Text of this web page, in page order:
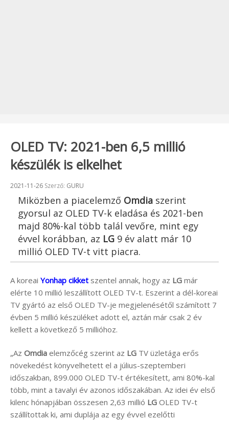
OLED TV: 2021-ben 6,5 millió
készülék is elkelhet
Beküldve:
2021-11-26 Szerző: GURU
Miközben a piacelemző Omdia szerint
gyorsul az OLED TV-k eladása és 2021-ben
majd 80%-kal több talál vevőre, mint egy
évvel korábban, az LG 9 év alatt már 10
millió OLED TV-t vitt piacra.
A koreai Yonhap cikket szentel annak, hogy az LG már
elérte 10 millió leszállított OLED TV-t. Eszerint a dél-koreai
TV gyártó az első OLED TV-je megjelenésétől számított 7
évben 5 millió készüléket adott el, aztán már csak 2 év
kellett a következő 5 millióhoz.
„Az Omdia elemzőcég szerint az LG TV üzletága erős
növekedést könyvelhetett el a július-szeptemberi
időszakban, 899.000 OLED TV-t értékesített, ami 80%-kal
több, mint a tavalyi év azonos időszakában. Az idei év első
kilenc hónapjában összesen 2,63 millió LG OLED TV-t
szállítottak ki, ami duplája az egy évvel ezelőtti